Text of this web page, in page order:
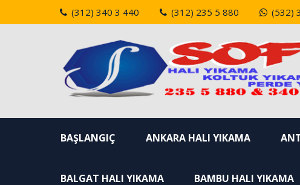
to
(312) 340 3 440 (312) 235 5 880 (532)
BAŞLANGIÇ ANKARA HALI YIKAMA
BALGAT HALI YIKAMA BAMBU HALI YIKAMA